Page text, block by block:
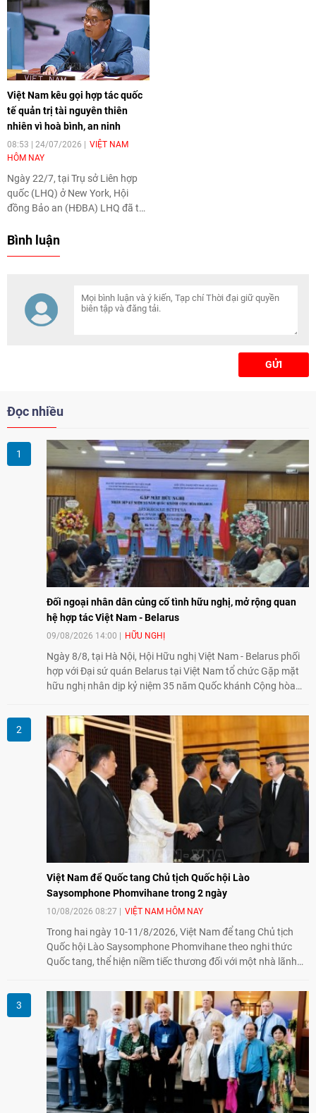
Nam đã có nhiều đóng góp nổi
bật đối với tiến trình xây dựng
Cộng đồng ASEAN.
Việt Nam kêu gọi hợp tác quốc
tế quản trị tài nguyên thiên
nhiên vì hoà bình, an ninh
08:53 | 24/07/2026
VIỆT NAM
HÔM NAY
Ngày 22/7, tại Trụ sở Liên hợp
quốc (LHQ) ở New York, Hội
đồng Bảo an (HĐBA) LHQ đã tổ
cao với chủ đề “Quản trị tài
trưởng Ngoại giao Cộng hoà
Dân chủ Congo (nước Chủ tịch
HĐBA tháng 7/2026).
Bình luận
GỬI
Đọc nhiều
Đối ngoại nhân dân củng cố tình hữu nghị, mở rộng quan
hệ hợp tác Việt Nam - Belarus
09/08/2026 14:00 HỮU NGHỊ
Ngày 8/8, tại Hà Nội, Hội Hữu nghị Việt Nam - Belarus phối
hợp với Đại sứ quán Belarus tại Việt Nam tổ chức Gặp mặt
hữu nghị nhân dịp kỷ niệm 35 năm Quốc khánh Cộng hòa
nhân dân trong củng cố tình hữu nghị, mở rộng hợp tác thiết
thực và làm sâu sắc quan hệ Đối tác chiến lược Việt Nam -
Belarus.
Việt Nam để Quốc tang Chủ tịch Quốc hội Lào
Saysomphone Phomvihane trong 2 ngày
10/08/2026 08:27 VIỆT NAM HÔM NAY
Trong hai ngày 10-11/8/2026, Việt Nam để tang Chủ tịch
Quốc hội Lào Saysomphone Phomvihane theo nghi thức
Quốc tang, thể hiện niềm tiếc thương đối với một nhà lãnh
nghị vĩ đại, đoàn kết đặc biệt Việt Nam - Lào.